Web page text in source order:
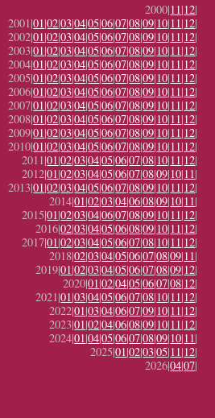
2000|11|12|
2001|01|02|03|04|05|06|07|08|09|10|11|12|
2002|01|02|03|04|05|06|07|08|09|10|11|12|
2003|01|02|03|04|05|06|07|08|09|10|11|12|
2004|01|02|03|04|05|06|07|08|09|10|11|12|
2005|01|02|03|04|05|06|07|08|09|10|11|12|
2006|01|02|03|04|05|06|07|08|09|10|11|12|
2007|01|02|03|04|05|06|07|08|09|10|11|12|
2008|01|02|03|04|05|06|07|08|09|10|11|12|
2009|01|02|03|04|05|06|07|08|09|10|11|12|
2010|01|02|03|04|05|06|07|08|09|10|11|12|
2011|01|02|03|04|05|06|07|08|10|11|12|
2012|01|02|03|04|05|06|07|08|09|10|11|
2013|01|02|03|04|05|06|07|08|09|10|11|12|
2014|01|02|03|04|06|08|09|10|11|
2015|01|02|03|04|06|07|08|09|10|11|12|
2016|02|03|04|05|06|08|09|10|11|12|
2017|01|02|03|04|05|06|07|08|10|11|12|
2018|02|03|04|05|06|07|08|09|11|
2019|01|02|03|04|05|06|07|08|09|12|
2020|01|02|04|05|06|07|08|12|
2021|01|03|04|05|06|07|08|10|11|12|
2022|01|03|04|06|07|09|10|11|12|
2023|01|02|04|06|08|09|10|11|12|
2024|01|04|05|06|07|08|09|10|11|
2025|01|02|03|05|11|12|
2026|04|07|